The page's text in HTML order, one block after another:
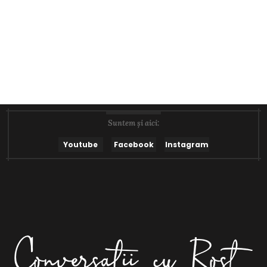
Suntem și aici:
Youtube Facebook Instagram